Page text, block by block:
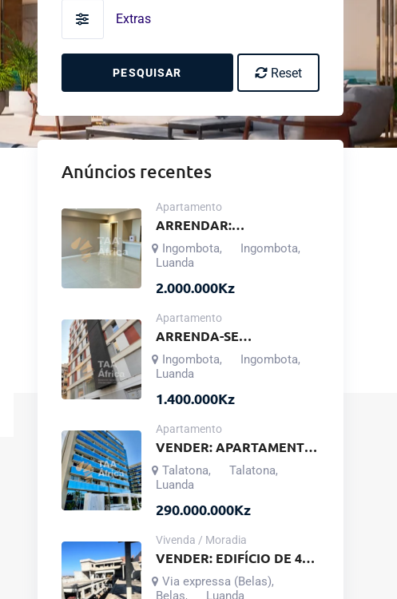
Extras
PESQUISAR Reset
Anúncios recentes
Apartamento
ARRENDAR:
APARTAMENTO T3 NO
EDIFÍCIO KALUNGA
ATRIUM – INGOMBOTA
Ingombota, Ingombota,
Luanda
2.000.000Kz
Apartamento
ARRENDA-SE
APARTAMENTO T1
MOBILADO – EDIFÍCIO
COQUEIROS PRESTIGE
Ingombota, Ingombota,
Luanda
1.400.000Kz
Apartamento
VENDER: APARTAMENTO
T2 DUPLEX NO
CONDOMÍNIO BELAS
BUSSINES PARK –
Talatona, Talatona,
Luanda
290.000.000Kz
Vivenda / Moradia
VENDER: EDIFÍCIO DE 4
ANDARES NA ZONA
Via expressa (Belas),
Belas, Luanda